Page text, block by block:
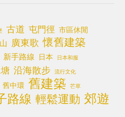
古道 屯門徑 市區休閒
廣東歌 懷舊建築
新手路線 日本 日本和服
沿海散步 流行文化
舊中環 舊建築 芒草
路線 輕鬆運動 郊遊